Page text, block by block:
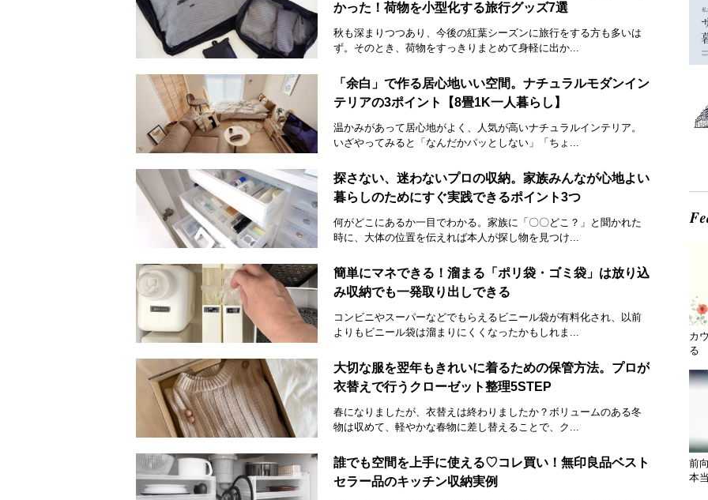
かった！荷物を小型化する旅行グッズ7選
秋も深まりつつあり、今後の紅葉シーズンに旅行をする方も多いは
ず。そのとき、荷物をすっきりまとめて身軽に出か...
「余白」で作る居心地いい空間。ナチュラルモダンイン
テリアの3ポイント【8畳1K一人暮らし】
温かみがあって居心地がよく、人気が高いナチュラルインテリア。
いざやってみると「なんだかパッとしない」「ちょ...
探さない、迷わないプロの収納。家族みんなが心地よい
暮らしのためにすぐ実践できるポイント3つ
何がどこにあるか一目でわかる。家族に「〇〇どこ？」と聞かれた
時に、大体の位置を伝えれば本人が探し物を見つけ...
簡単にマネできる！溜まる「ポリ袋・ゴミ袋」は放り込
み収納でも一発取り出しできる
コンビニやスーパーなどでもらえるビニール袋が有料化され、以前
よりもビニール袋は溜まりにくくなったかもしれま...
大切な服を翌年もきれいに着るための保管方法。プロが
衣替えで行うクローゼット整理5STEP
春になりましたが、衣替えは終わりましたか？ボリュームのある冬
物は収めて、軽やかな春物に差し替えることで、ク...
誰でも空間を上手に使える♡コレ買い！無印良品ベスト
セラー品のキッチン収納実例
カ
る
前
本